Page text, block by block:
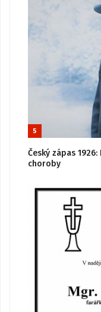
5
Český zápas
choroby